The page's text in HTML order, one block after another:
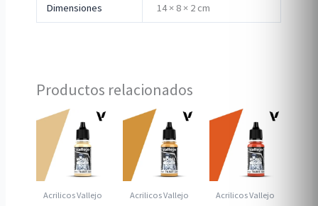
Dimensiones 14 × 8 × 2 cm
Productos relacionados
Acrilicos Vallejo Acrilicos Vallejo Acrilicos Vallejo